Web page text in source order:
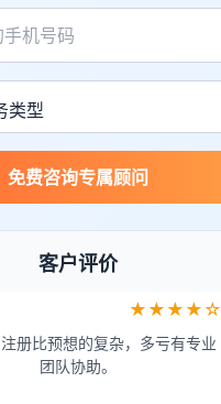
免费咨询专属顾问
客户评价
效，一周就完成了泰国公司注
★★★★★
我们完成了泰国建厂的所有法
★★★★☆
册比预想的复杂，多亏有专业
团队协助。